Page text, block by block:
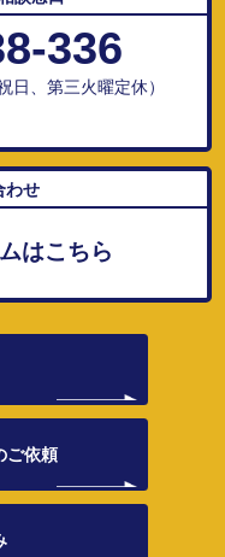
336
日、第三火曜定休）
わせ
はこちら
ご依頼